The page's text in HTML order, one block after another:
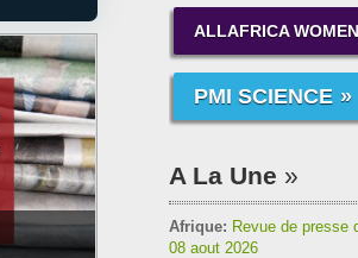
ALLAFRICA
PMI SCIENCE
A La Une
Afrique: Revue de presse
08 aout 2026